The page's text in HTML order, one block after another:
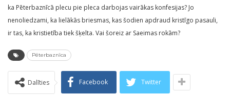
ka Pēterbaznīcā plecu pie pleca darbojas vairākas konfesijas? Jo
nenoliedzami, ka lielākās briesmas, kas šodien apdraud kristīgo pasauli,
ir tas, ka kristietība tiek šķelta. Vai šoreiz ar Saeimas rokām?
Pēterbaznīca
Dalīties Facebook Twitter